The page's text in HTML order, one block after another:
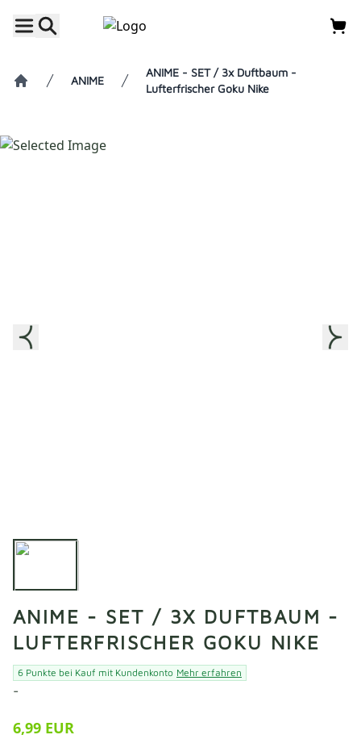
ANIME
ANIME - SET / 3x Duftbaum -
Lufterfrischer Goku Nike
ANIME - SET / 3X DUFTBAUM -
LUFTERFRISCHER GOKU NIKE
6 Punkte bei Kauf mit Kundenkonto Mehr erfahren
-
6,99 EUR